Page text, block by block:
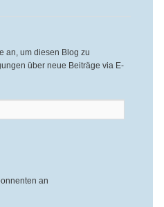
an, um diesen Blog zu
über neue Beiträge via E-
an